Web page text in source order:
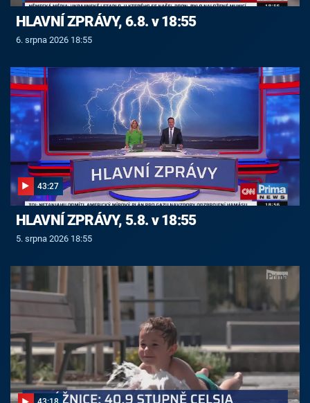
HLAVNÍ ZPRÁVY, 6.8. v 18:55
6. srpna 2026 18:55
43:27
HLAVNÍ ZPRÁVY, 5.8. v 18:55
5. srpna 2026 18:55